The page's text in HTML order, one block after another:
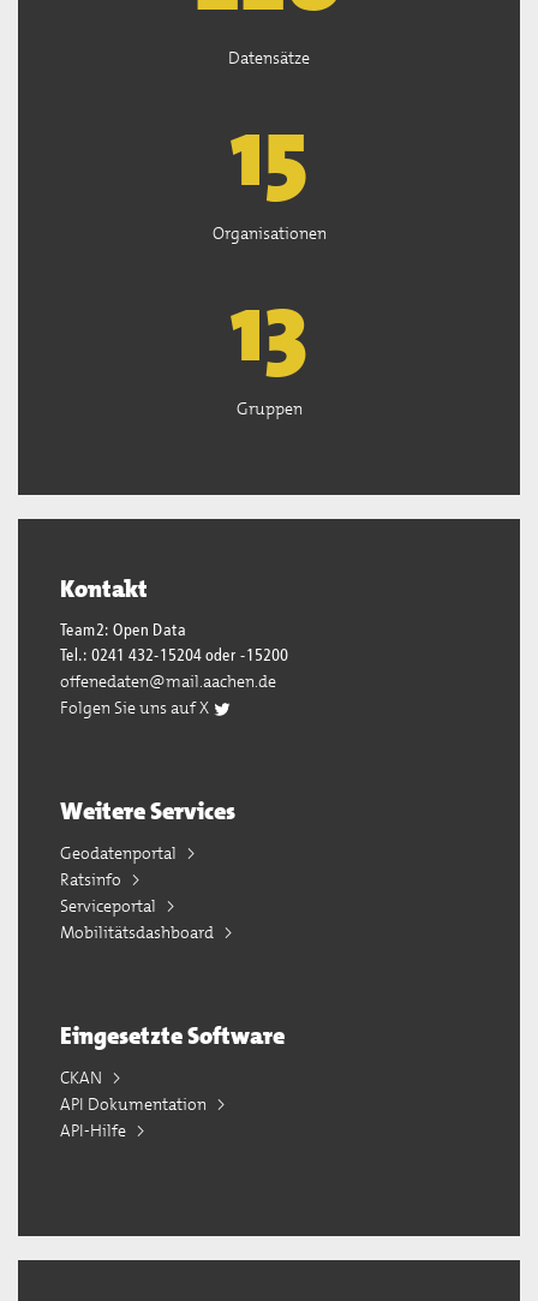
Datensätze
15
Organisationen
13
Gruppen
Kontakt
Team2: Open Data
Tel.: 0241 432-15204 oder -15200
offenedaten@mail.aachen.de
Folgen Sie uns auf X
Weitere Services
Geodatenportal
Ratsinfo
Serviceportal
Mobilitätsdashboard
Eingesetzte Software
CKAN
API Dokumentation
API-Hilfe